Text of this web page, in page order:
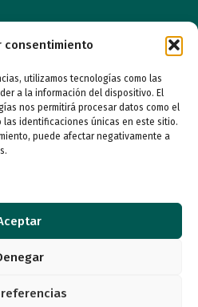
consentimiento
utilizamos tecnologías como las
a la información del dispositivo. El
nos permitirá procesar datos como el
identificaciones únicas en este sitio.
puede afectar negativamente a